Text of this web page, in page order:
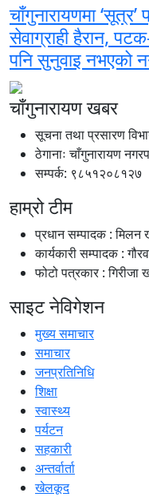
चाँगुनारायणमा ‘सूत्र’
सेवाग्राही हैरान,
पनि सुनुवाइ नभएको
चाँगुनारायण खबर
सूचना तथा प्रसारण
ठेगानाः चाँगुनारायण
सम्पर्क: ९८५१२०८१२७
हाम्रो टीम
प्रधान सम्पादक : मिलन
कार्यकारी सम्पादक :
फोटो पत्रकार : गिरीजा
साइट नेविगेशन
मुख्य समाचार
समाचार
जनप्रतिनिधि
शिक्षा
स्वास्थ्य
पर्यटन
सहकारी
अन्तर्वार्ता
खेलकूद